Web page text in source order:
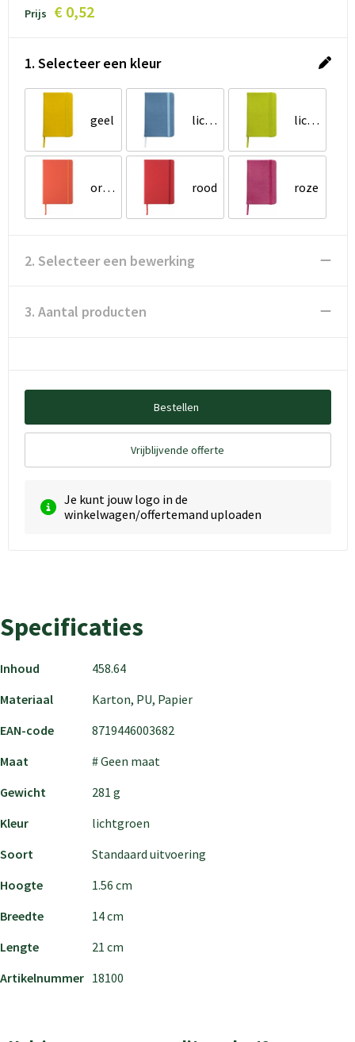
Prijs € 0,52
1. Selecteer een kleur
geel lichtblauw lichtgroen
oranje rood roze
2. Selecteer een bewerking
3. Aantal producten
Bestellen
Vrijblijvende offerte
Je kunt jouw logo in de
winkelwagen/offertemand uploaden
Specificaties
Inhoud
458.64
Materiaal
Karton, PU, Papier
EAN-code
8719446003682
Maat
# Geen maat
Gewicht
281 g
Kleur
lichtgroen
Soort
Standaard uitvoering
Hoogte
1.56 cm
Breedte
14 cm
Lengte
21 cm
Artikelnummer 18100